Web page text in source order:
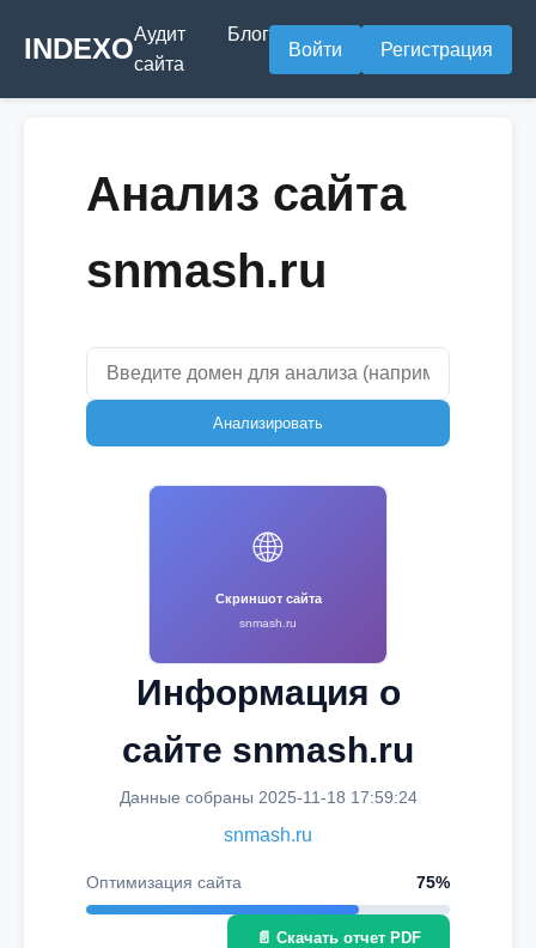
INDEXOАудит
сайта
Блог
Войти Регистрация
Анализ сайта
snmash.ru
Анализировать
🌐
Скриншот сайта
snmash.ru
Информация о
сайте snmash.ru
Данные собраны 2025-11-18 17:59:24
snmash.ru
Оптимизация сайта 75%
📄 Скачать отчет PDF